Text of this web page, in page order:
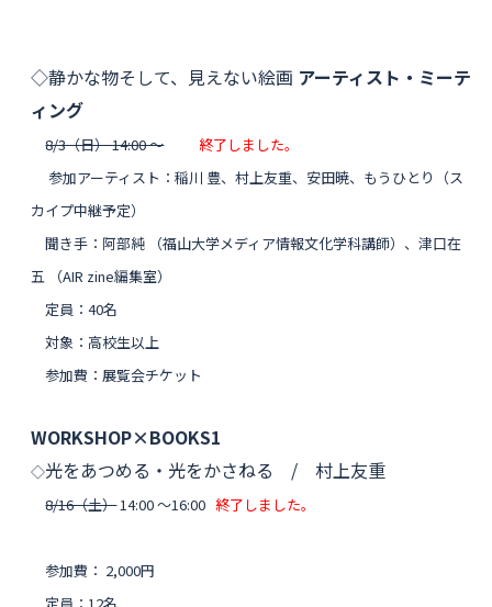
◇静かな物そして、見えない絵画 アーティスト・ミーテ
ィング
8/3（日） 14:00 〜
終了しました。
参加アーティスト：稲川 豊、村上友重、安田暁、 もうひとり（ス
カイプ中継予定）
聞き手：阿部純 （福山大学メディア情報文化学科講師）、津口在
五 （AIR zine編集室）
定員：40名
対象：高校生以上
参加費：展覧会チケット
WORKSHOP×BOOKS1
◇光をあつめる・光をかさねる / 村上友重
8/16（土）14:00 〜16:00終了しました。
参加費： 2,000円